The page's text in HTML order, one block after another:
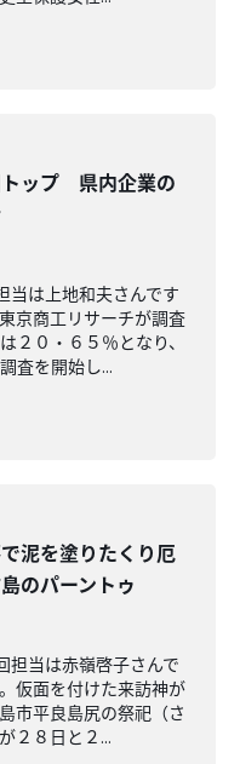
トップ 県内企業の
当は上地和夫さんです
京商工リサーチが調査
２０・６５％となり、
査を開始し...
泥を塗りたくり厄
のパーントゥ
担当は赤嶺啓子さんで
仮面を付けた来訪神が
市平良島尻の祭祀（さ
２８日と２...